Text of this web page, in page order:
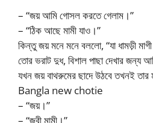
– “জয় আমি গোসল করতে গেলাম।”
– “ঠিক আছে মামী যাও।”
কিন্তু জয় মনে মনে বললো, “যা ধামড়ী
তোর ভরাট দুধ, বিশাল পাছা দেখার জন্য
যখন জয় বাথরুমের ছাদে উঠবে তখনই তার
Bangla new chotie
– “জয়।”
– “জ্বী মামী।”